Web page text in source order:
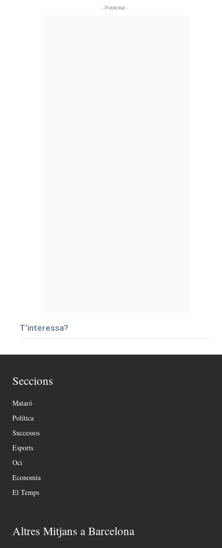
- Publicitat -
T’interessa?
Seccions
Mataró
Política
Successos
Esports
Oci
Economia
El Temps
Altres Mitjans a Barcelona